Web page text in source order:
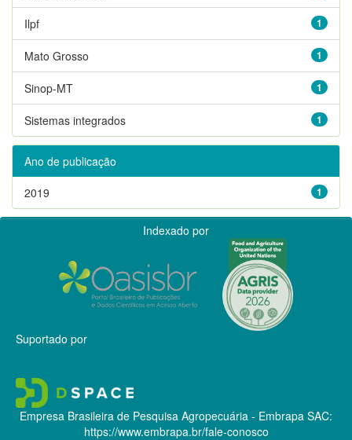
1
Ilpf
1
Mato Grosso
1
Sinop-MT
1
Sistemas integrados
Ano de publicação
1
2019
Indexado por
Suportado por
Empresa Brasileira de Pesquisa Agropecuária - Embrapa SAC:
https://www.embrapa.br/fale-conosco